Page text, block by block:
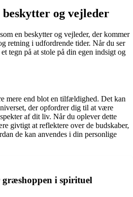
og vejleder
en beskytter og vejleder, der kommer
retning i udfordrende tider. Når du ser
tegn på at stole på din egen indsigt og
mere end blot en tilfældighed. Det kan
der opfordrer dig til at være
af dit liv. Når du oplever dette
givtigt at reflektere over de budskaber,
de kan anvendes i din personlige
i spirituel